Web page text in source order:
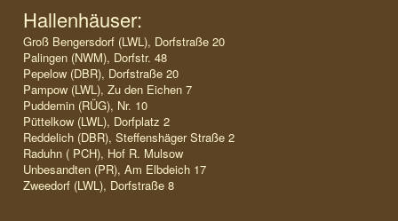
Hallenhäuser:
Groß Bengersdorf (LWL), Dorfstraße 20
Palingen (NWM), Dorfstr. 48
Pepelow (DBR), Dorfstraße 20
Pampow (LWL), Zu den Eichen 7
Puddemin (RÜG), Nr. 10
Püttelkow (LWL), Dorfplatz 2
Reddelich (DBR), Steffenshäger Straße 2
Raduhn ( PCH), Hof R. Mulsow
Unbesandten (PR), Am Elbdeich 17
Zweedorf (LWL), Dorfstraße 8